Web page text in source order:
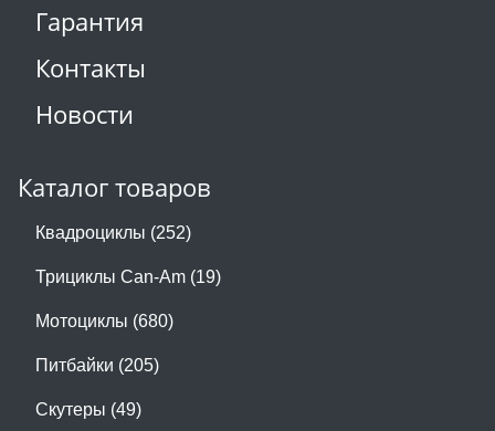
Гарантия
Контакты
Новости
Каталог товаров
Квадроциклы (252)
Трициклы Can-Am (19)
Мотоциклы (680)
Питбайки (205)
Скутеры (49)